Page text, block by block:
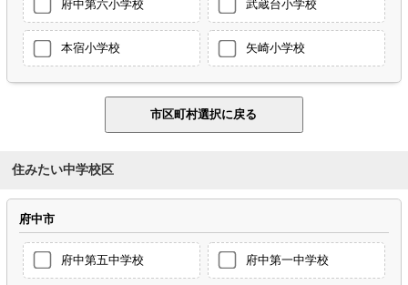
府中第六小学校 武蔵台小学校
本宿小学校 矢崎小学校
住みたい中学校区
府中市
府中第五中学校 府中第一中学校